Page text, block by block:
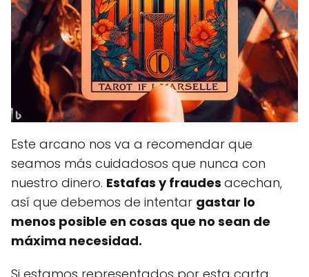
Este arcano nos va a recomendar que
seamos más cuidadosos que nunca con
nuestro dinero. Estafas y fraudes acechan,
así que debemos de intentar gastar lo
menos posible en cosas que no sean de
máxima necesidad.